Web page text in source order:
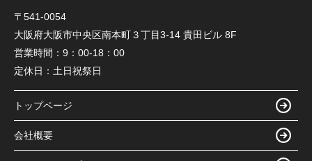
〒541-0054
大阪府大阪市中央区南本町３丁目3-14 貴田ビル 8F
営業時間： 9：00-18：00
定休日： 土日祝祭日
トップページ
会社概要